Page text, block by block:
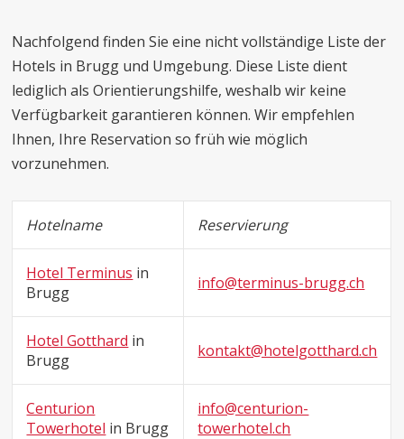
Nachfolgend finden Sie eine nicht vollständige Liste der
Hotels in Brugg und Umgebung. Diese Liste dient
lediglich als Orientierungshilfe, weshalb wir keine
Verfügbarkeit garantieren können. Wir empfehlen
Ihnen, Ihre Reservation so früh wie möglich
vorzunehmen.
Hotelname Reservierung
Hotel Terminus in
Brugg
info@terminus-brugg.ch
Hotel Gotthard in
Brugg
kontakt@hotelgotthard.ch
Centurion
Towerhotel in Brugg
info@centurion-
towerhotel.ch